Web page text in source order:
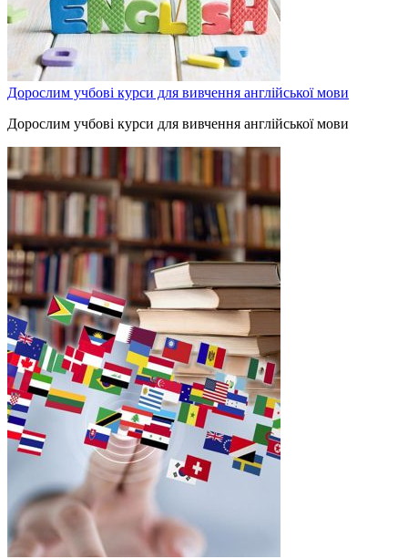
Дорослим учбові курси для вивчення англійської мови
Дорослим учбові курси для вивчення англійської мови